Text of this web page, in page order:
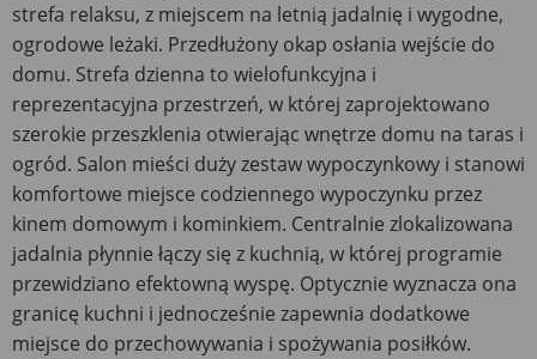
strefa relaksu, z miejscem na letnią jadalnię i wygodne,
ogrodowe leżaki. Przedłużony okap osłania wejście do
domu. Strefa dzienna to wielofunkcyjna i
reprezentacyjna przestrzeń, w której zaprojektowano
szerokie przeszklenia otwierając wnętrze domu na taras i
ogród. Salon mieści duży zestaw wypoczynkowy i stanowi
komfortowe miejsce codziennego wypoczynku przez
kinem domowym i kominkiem. Centralnie zlokalizowana
jadalnia płynnie łączy się z kuchnią, w której programie
przewidziano efektowną wyspę. Optycznie wyznacza ona
granicę kuchni i jednocześnie zapewnia dodatkowe
miejsce do przechowywania i spożywania posiłków.